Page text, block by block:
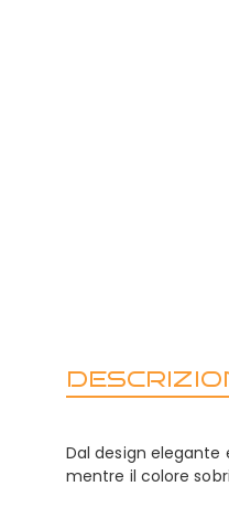
Dal design
mentre il colore